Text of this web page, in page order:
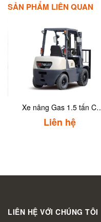
SẢN PHẨM LIÊN QUAN
Xe nâng Gas 1.5 tấn CT
Power FG15 7LS Series
Liên hệ
LIÊN HỆ VỚI CHÚNG TÔI